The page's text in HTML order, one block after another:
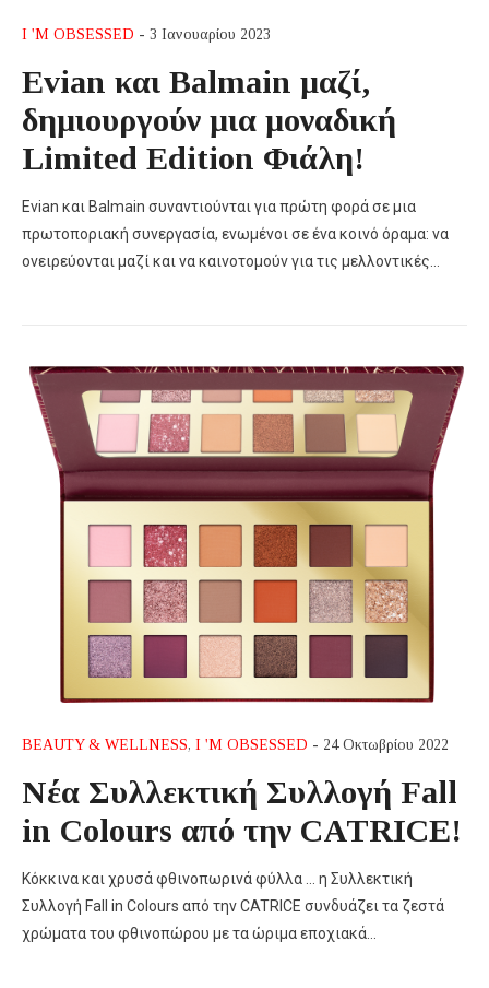
I 'M OBSESSED - 3 Ιανουαρίου 2023
Evian και Balmain μαζί,
δημιουργούν μια μοναδική
Limited Edition Φιάλη!
Evian και Balmain συναντιούνται για πρώτη φορά σε μια
πρωτοποριακή συνεργασία, ενωμένοι σε ένα κοινό όραμα: να
ονειρεύονται μαζί και να καινοτομούν για τις μελλοντικές…
BEAUTY & WELLNESS, I 'M OBSESSED - 24 Οκτωβρίου 2022
Νέα Συλλεκτική Συλλογή Fall
in Colours από την CATRICE!
Κόκκινα και χρυσά φθινοπωρινά φύλλα … η Συλλεκτική
Συλλογή Fall in Colours από την CATRICE συνδυάζει τα ζεστά
χρώματα του φθινοπώρου με τα ώριμα εποχιακά…